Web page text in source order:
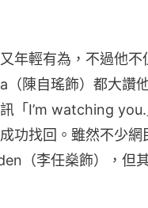
年輕有為，不過他不
陳自瑤飾）都大讚
「I’m watching
功找回。雖然不少
（李任燊飾），但